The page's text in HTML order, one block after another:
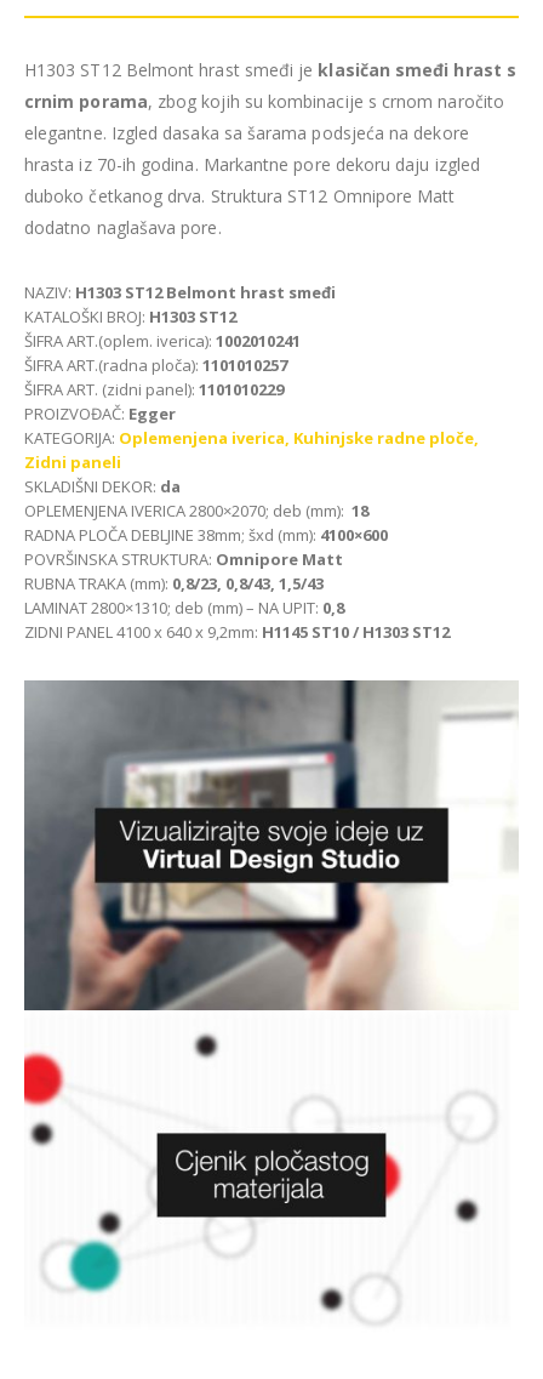
H1303 ST12 Belmont hrast smeđi je klasičan smeđi hrast s
crnim porama, zbog kojih su kombinacije s crnom naročito
elegantne. Izgled dasaka sa šarama podsjeća na dekore
hrasta iz 70-ih godina. Markantne pore dekoru daju izgled
duboko četkanog drva. Struktura ST12 Omnipore Matt
dodatno naglašava pore.
NAZIV: H1303 ST12 Belmont hrast smeđi
KATALOŠKI BROJ: H1303 ST12
ŠIFRA ART.(oplem. iverica): 1002010241
ŠIFRA ART.(radna ploča): 1101010257
ŠIFRA ART. (zidni panel): 1101010229
PROIZVOĐAČ: Egger
KATEGORIJA: Oplemenjena iverica, Kuhinjske radne ploče,
Zidni paneli
SKLADIŠNI DEKOR: da
OPLEMENJENA IVERICA 2800×2070; deb (mm): 18
RADNA PLOČA DEBLJINE 38mm; šxd (mm): 4100×600
POVRŠINSKA STRUKTURA: Omnipore Matt
RUBNA TRAKA (mm): 0,8/23, 0,8/43, 1,5/43
LAMINAT 2800×1310; deb (mm) – NA UPIT: 0,8
ZIDNI PANEL 4100 x 640 x 9,2mm: H1145 ST10 / H1303 ST12